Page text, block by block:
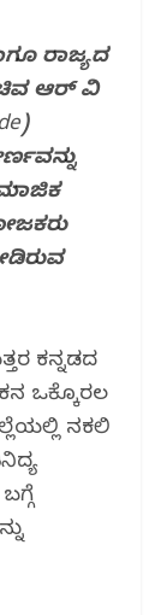
ರಾಜ್ಯದ
ಆರ್ ವಿ
ಕನ್ನಡದ
ಒಕ್ಕೊರಲ
ನಕಲಿ